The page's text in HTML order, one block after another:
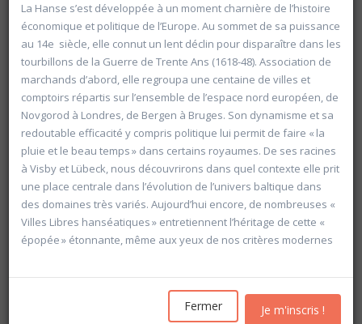
Rechercher
Vider les filtres
La Hanse s’est développée à un moment charnière de l’histoire
économique et politique de l’Europe. Au sommet de sa puissance
au 14e siècle, elle connut un lent déclin pour disparaître dans les
tourbillons de la Guerre de Trente Ans (1618-48). Association de
marchands d’abord, elle regroupa une centaine de villes et
comptoirs répartis sur l’ensemble de l’espace nord européen, de
Novgorod à Londres, de Bergen à Bruges. Son dynamisme et sa
redoutable efficacité y compris politique lui permit de faire « la
pluie et le beau temps » dans certains royaumes. De ses racines
à Visby et Lübeck, nous découvrirons dans quel contexte elle prit
une place centrale dans l’évolution de l’univers baltique dans
des domaines très variés. Aujourd’hui encore, de nombreuses «
Villes Libres hanséatiques » entretiennent l’héritage de cette «
épopée » étonnante, même aux yeux de nos critères modernes
Fermer Je m'inscris !